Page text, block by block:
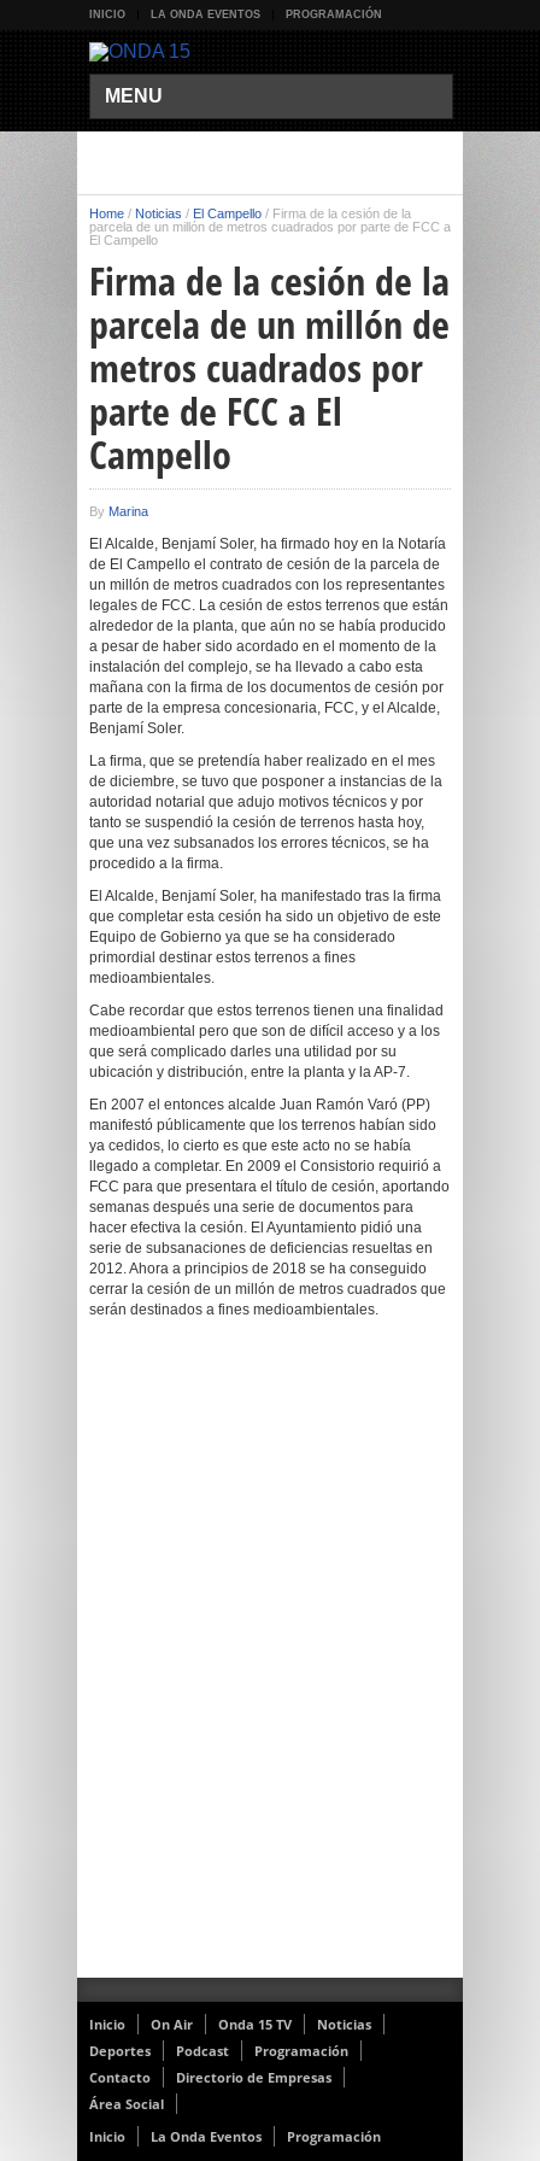
INICIO LA ONDA EVENTOS PROGRAMACIÓN
MENU
Home / Noticias / El Campello / Firma de la cesión de la
parcela de un millón de metros cuadrados por parte de FCC a
El Campello
Firma de la cesión de la
parcela de un millón de
metros cuadrados por
parte de FCC a El
Campello
By Marina
El Alcalde, Benjamí Soler, ha firmado hoy en la Notaría
de El Campello el contrato de cesión de la parcela de
un millón de metros cuadrados con los representantes
legales de FCC. La cesión de estos terrenos que están
alrededor de la planta, que aún no se había producido
a pesar de haber sido acordado en el momento de la
instalación del complejo, se ha llevado a cabo esta
mañana con la firma de los documentos de cesión por
parte de la empresa concesionaria, FCC, y el Alcalde,
Benjamí Soler.
La firma, que se pretendía haber realizado en el mes
de diciembre, se tuvo que posponer a instancias de la
autoridad notarial que adujo motivos técnicos y por
tanto se suspendió la cesión de terrenos hasta hoy,
que una vez subsanados los errores técnicos, se ha
procedido a la firma.
El Alcalde, Benjamí Soler, ha manifestado tras la firma
que completar esta cesión ha sido un objetivo de este
Equipo de Gobierno ya que se ha considerado
primordial destinar estos terrenos a fines
medioambientales.
Cabe recordar que estos terrenos tienen una finalidad
medioambiental pero que son de difícil acceso y a los
que será complicado darles una utilidad por su
ubicación y distribución, entre la planta y la AP-7.
En 2007 el entonces alcalde Juan Ramón Varó (PP)
manifestó públicamente que los terrenos habían sido
ya cedidos, lo cierto es que este acto no se había
llegado a completar. En 2009 el Consistorio requirió a
FCC para que presentara el título de cesión, aportando
semanas después una serie de documentos para
hacer efectiva la cesión. El Ayuntamiento pidió una
serie de subsanaciones de deficiencias resueltas en
2012. Ahora a principios de 2018 se ha conseguido
cerrar la cesión de un millón de metros cuadrados que
serán destinados a fines medioambientales.
Inicio On Air Onda 15 TV
Noticias
Deportes
Podcast
Programación
Contacto
Directorio de Empresas
Área Social
Inicio
La Onda Eventos Programación